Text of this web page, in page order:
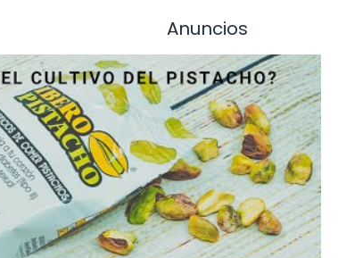
Anuncios